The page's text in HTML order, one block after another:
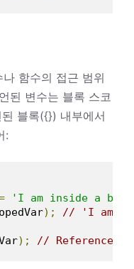
함수의 접근 범위
된 변수는 블록 스코
블록({}) 내부에서
:
'I am inside a
);
// 'I am
); //